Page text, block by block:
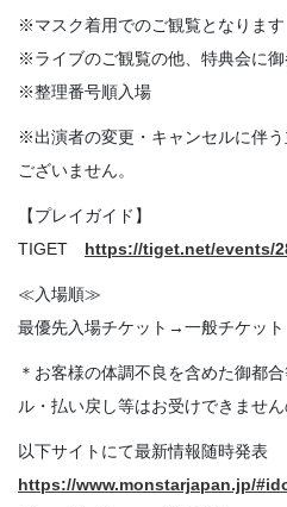
※マスク着用でのご観覧となります
※ライブのご観覧の他、特典会に
※整理番号順入場
※出演者の変更・キャンセルに伴
ございません。
【プレイガイド】
TIGET https://tiget.net/events/
≪入場順≫
最優先入場チケット→一般チケッ
＊お客様の体調不良を含めた御都
ル・払い戻し等はお受けできません
以下サイトにて最新情報随時発表
https://www.monstarjapan.jp/